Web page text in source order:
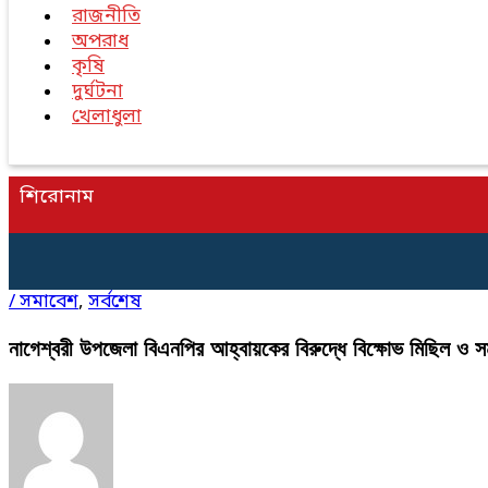
রাজনীতি
অপরাধ
কৃষি
দুর্ঘটনা
খেলাধুলা
শিরোনাম
/সমাবেশ, সর্বশেষ
নাগেশ্বরী উপজেলা বিএনপির আহ্বায়কের বিরুদ্ধে বিক্ষোভ মিছিল ও